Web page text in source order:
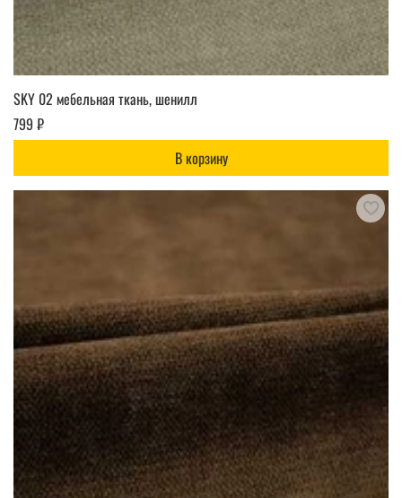
SKY 02 мебельная ткань, шенилл
799 ₽
В корзину